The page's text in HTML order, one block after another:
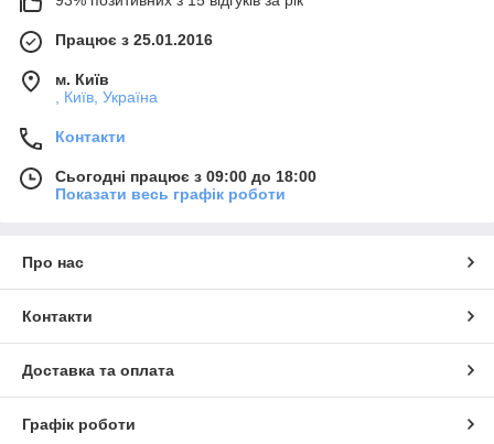
Працює з 25.01.2016
м. Київ
, Київ, Україна
Контакти
Сьогодні працює з 09:00 до 18:00
Показати весь графік роботи
Про нас
Контакти
Доставка та оплата
Графік роботи